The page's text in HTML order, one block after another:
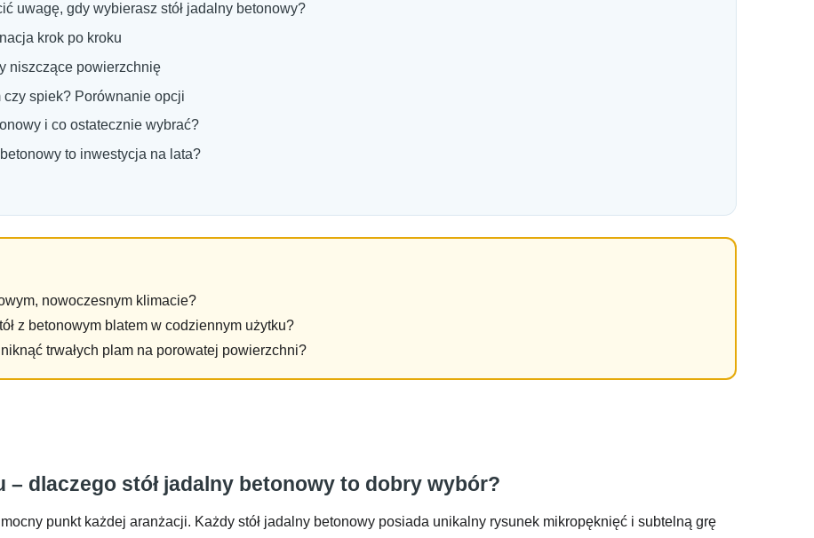
uwagę, gdy wybierasz stół jadalny betonowy?
krok po kroku
niszczące powierzchnię
czy spiek? Porównanie opcji
i co ostatecznie wybrać?
to inwestycja na lata?
nowoczesnym klimacie?
z betonowym blatem w codziennym użytku?
trwałych plam na porowatej powierzchni?
dlaczego stół jadalny betonowy to dobry wybór?
punkt każdej aranżacji. Każdy stół jadalny betonowy posiada unikalny rysunek mikropęknięć i subtelną grę